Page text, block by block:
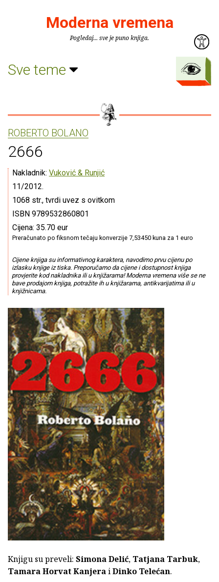
Moderna vremena
Pogledaj... sve je puno knjiga.
Sve teme
ROBERTO BOLANO
2666
Nakladnik: Vuković & Runjić
11/2012.
1068 str., tvrdi uvez s ovitkom
ISBN 9789532860801
Cijena: 35.70 eur
Preračunato po fiksnom tečaju konverzije 7,53450 kuna za 1 euro
Cijene knjiga su informativnog karaktera, navodimo prvu cijenu po
izlasku knjige iz tiska. Preporučamo da cijene i dostupnost knjiga
provjerite kod nakladnika ili u knjižarama! Moderna vremena više se ne
bave prodajom knjiga, potražite ih u knjižarama, antikvarijatima ili u
knjižnicama.
Knjigu su preveli: Simona Delić, Tatjana Tarbuk,
Tamara Horvat KanjeraiDinko Telećan.